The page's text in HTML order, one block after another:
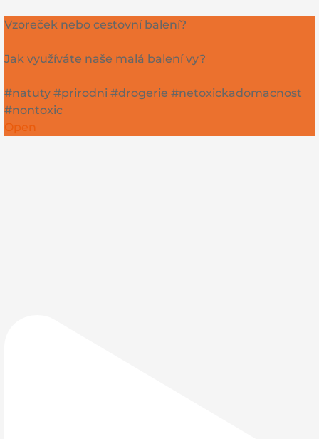
Vzoreček nebo cestovní balení?
Jak využíváte naše malá balení vy?
#natuty #prirodni #drogerie #netoxickadomacnost
#nontoxic
Open